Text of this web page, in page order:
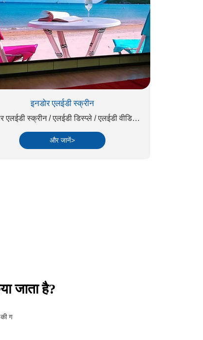
इनडोर एलईडी स्क्रीन
एलईडी स्क्रीन / एलईडी डिस्प्ले / एलईडी वीडियो
और जानें>
जाता है?
ग